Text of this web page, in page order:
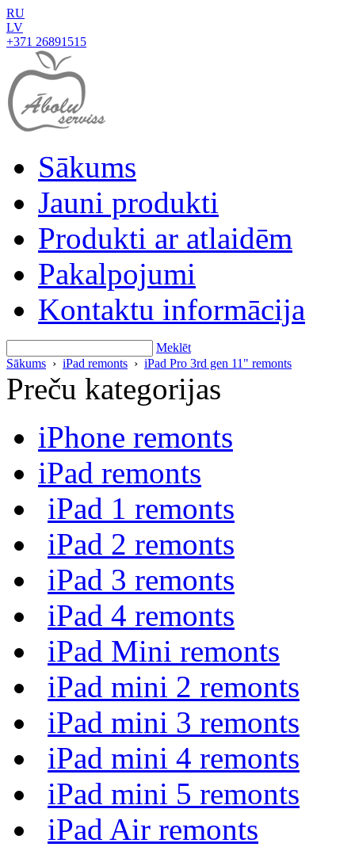
RU
LV
+371 26891515
Sākums
Jauni produkti
Produkti ar atlaidēm
Pakalpojumi
Kontaktu informācija
Meklēt
Sākums › iPad remonts › iPad Pro 3rd gen 11" remonts
Preču kategorijas
iPhone remonts
iPad remonts
iPad 1 remonts
iPad 2 remonts
iPad 3 remonts
iPad 4 remonts
iPad Mini remonts
iPad mini 2 remonts
iPad mini 3 remonts
iPad mini 4 remonts
iPad mini 5 remonts
iPad Air remonts